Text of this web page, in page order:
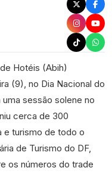
Hotéis (Abih)
(9), no Dia Nacional do
sessão solene no
cerca de 300
e turismo de todo o
de Turismo do DF,
os números do trade